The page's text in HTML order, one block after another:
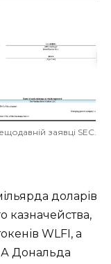
заявці SEC.
доларів
казначейства,
WLFI, а
Дональда